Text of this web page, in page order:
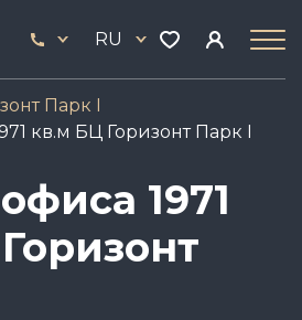
444
17
RU
Парк І
кв.м БЦ Горизонт Парк І
1971